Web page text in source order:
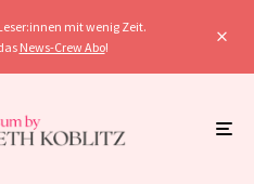
mit wenig Zeit.
News-Crew Abo!